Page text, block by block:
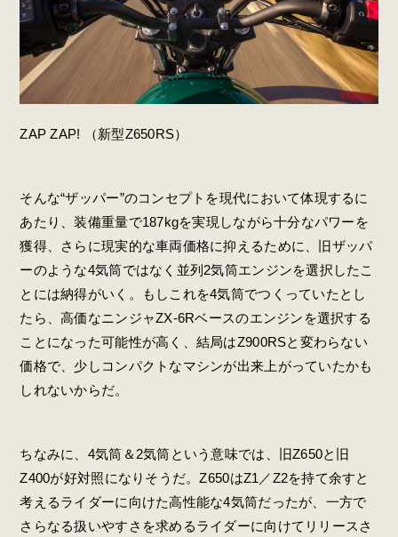
ZAP ZAP! （新型Z650RS）
そんな“ザッパー”のコンセプトを現代において体現するに
あたり、装備重量で187kgを実現しながら十分なパワーを
獲得、さらに現実的な車両価格に抑えるために、旧ザッパ
ーのような4気筒ではなく並列2気筒エンジンを選択したこ
とには納得がいく。もしこれを4気筒でつくっていたとし
たら、高価なニンジャZX-6Rベースのエンジンを選択する
ことになった可能性が高く、結局はZ900RSと変わらない
価格で、少しコンパクトなマシンが出来上がっていたかも
しれないからだ。
ちなみに、4気筒＆2気筒という意味では、旧Z650と旧
Z400が好対照になりそうだ。Z650はZ1／Z2を持て余すと
考えるライダーに向けた高性能な4気筒だったが、一方で
さらなる扱いやすさを求めるライダーに向けてリリースさ